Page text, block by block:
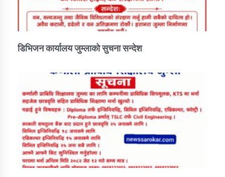
डिभिजन कार्यालय जुम्लाको सुचना सन्देश